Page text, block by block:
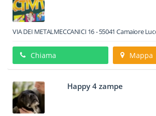
VIA DEI METALMECCANICI 16-55041 Camaiore
Chiama Mappa
Happy 4 zampe